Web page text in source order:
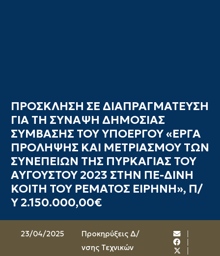
ΠΡΟΣΚΛΗΣΗ ΣΕ ΔΙΑΠΡΑΓΜΑΤΕΥΣΗ
ΓΙΑ ΤΗ ΣΥΝΑΨΗ ΔΗΜΟΣΙΑΣ
ΣΥΜΒΑΣΗΣ ΤΟΥ ΥΠΟΕΡΓΟΥ «ΕΡΓΑ
ΠΡΟΛΗΨΗΣ ΚΑΙ ΜΕΤΡΙΑΣΜΟΥ ΤΩΝ
ΣΥΝΕΠΕΙΩΝ ΤΗΣ ΠΥΡΚΑΓΙΑΣ ΤΟΥ
ΑΥΓΟΥΣΤΟΥ 2023 ΣΤΗΝ ΠΕ-ΔΙΝΗ
ΚΟΙΤΗ ΤΟΥ ΡΕΜΑΤΟΣ ΕΙΡΗΝΗ», Π/
Υ 2.150.000,00€
23/04/2025
Προκηρύξεις Δ/
νσης Τεχνικών